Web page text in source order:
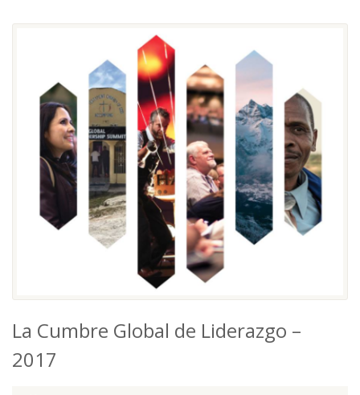
La Cumbre Global de Liderazgo –
2017